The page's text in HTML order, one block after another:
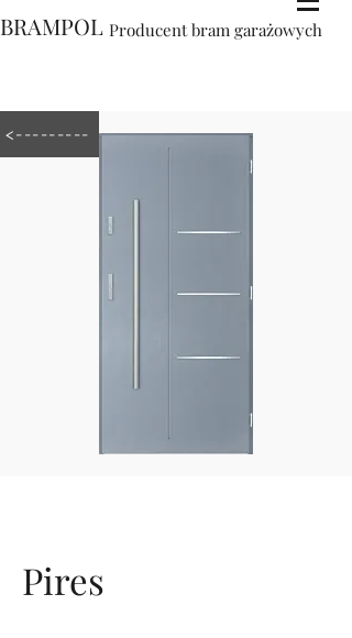
Producent bram garażowych
BRAMPOL
<---------
Pires